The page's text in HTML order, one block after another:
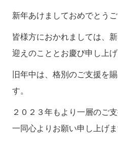
新年あけましておめでとうご
皆様方におかれましては、
迎えのこととお慶び申し上げ
旧年中は、格別のご支援を
す。
２０２３年もより一層のご
一同心よりお願い申し上げま